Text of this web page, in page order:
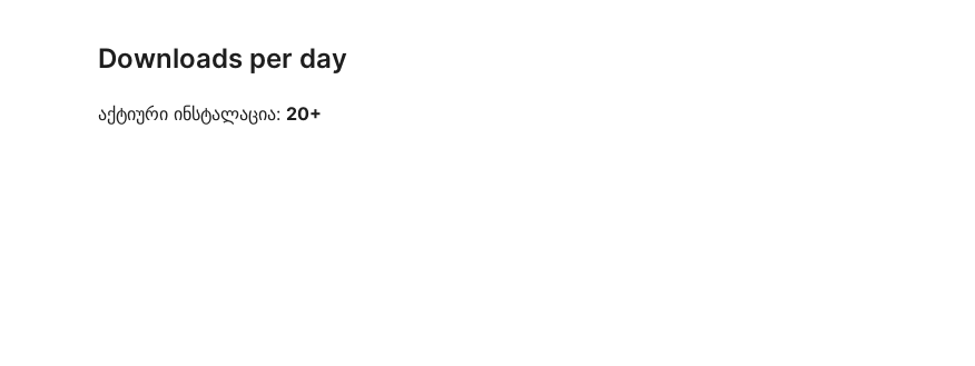
Downloads per day
აქტიური ინსტალაცია: 20+